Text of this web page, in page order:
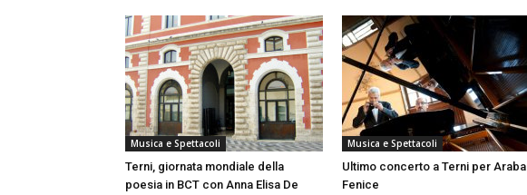
Musica e Spettacoli
Terni, giornata mondiale della
poesia in BCT con Anna Elisa De
Musica e Spettacoli
Ultimo concerto a Terni per Araba
Fenice